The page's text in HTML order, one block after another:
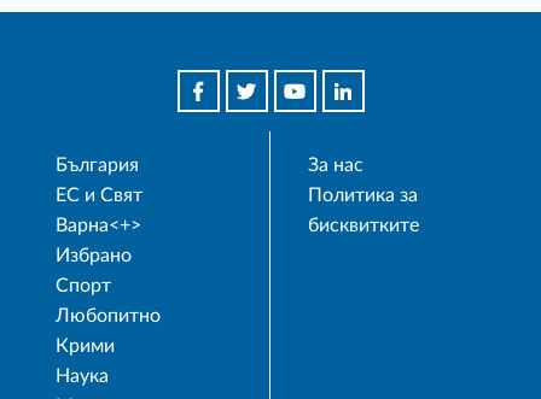
България
ЕС и Свят
Варна<+>
Избрано
Спорт
Любопитно
Крими
Наука
За нас
Политика за
бисквитките